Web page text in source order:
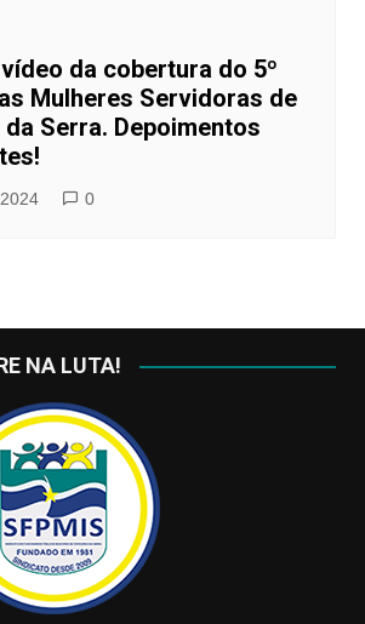
da cobertura do 5º
Mulheres Servidoras de
Serra. Depoimentos
0
NA LUTA!